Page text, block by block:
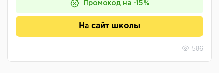
Промокод на -15%
На сайт школы
586